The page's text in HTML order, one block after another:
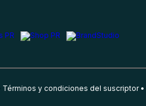
Términos y condiciones del suscriptor